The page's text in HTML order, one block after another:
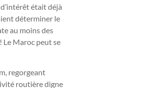
était déjà
déterminer le
au moins des
Le Maroc peut se
regorgeant
routière digne